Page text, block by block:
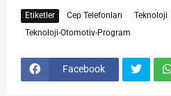
Etiketler Cep Telefonları
Teknoloji
Teknoloji-Otomotiv-Program
Facebook